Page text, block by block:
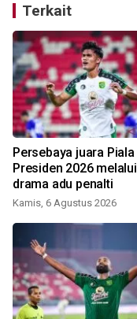
Terkait
Persebaya juara Piala
Presiden 2026 melalui
drama adu penalti
Kamis, 6 Agustus 2026